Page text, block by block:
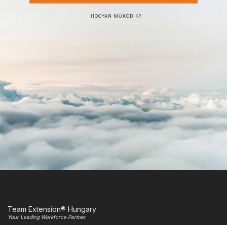
HOGYAN MŰKÖDIK?
Team Extension® Hungary
Your Leading Workforce Partner